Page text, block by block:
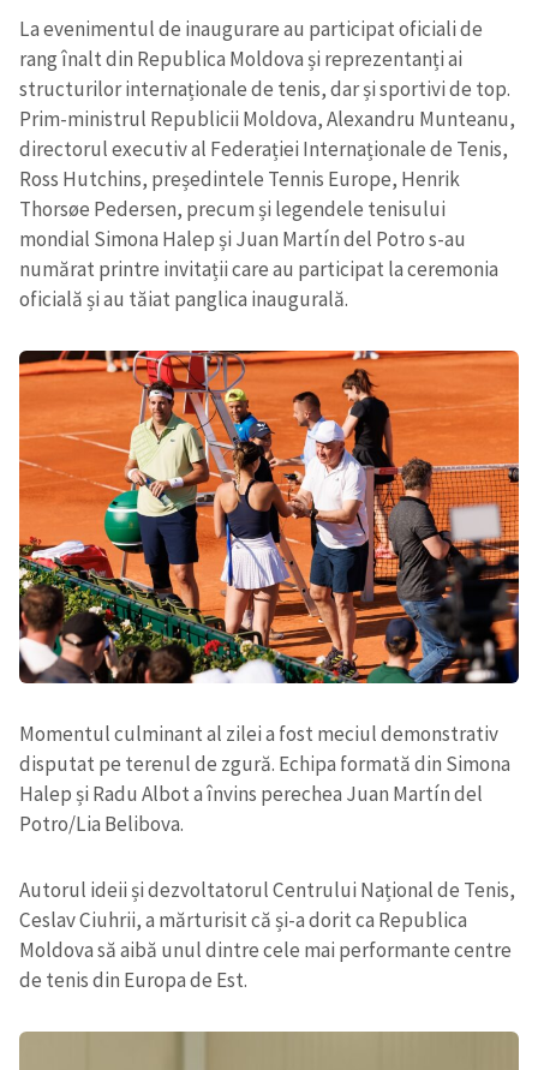
La evenimentul de inaugurare au participat oficiali de
rang înalt din Republica Moldova și reprezentanți ai
structurilor internaționale de tenis, dar și sportivi de top.
Prim-ministrul Republicii Moldova, Alexandru Munteanu,
directorul executiv al Federației Internaționale de Tenis,
Ross Hutchins, președintele Tennis Europe, Henrik
Thorsøe Pedersen, precum și legendele tenisului
mondial Simona Halep și Juan Martín del Potro s-au
numărat printre invitații care au participat la ceremonia
oficială și au tăiat panglica inaugurală.
Momentul culminant al zilei a fost meciul demonstrativ
disputat pe terenul de zgură. Echipa formată din Simona
Halep și Radu Albot a învins perechea Juan Martín del
Potro/Lia Belibova.
Autorul ideii și dezvoltatorul Centrului Național de Tenis,
Ceslav Ciuhrii, a mărturisit că și-a dorit ca Republica
Moldova să aibă unul dintre cele mai performante centre
de tenis din Europa de Est.